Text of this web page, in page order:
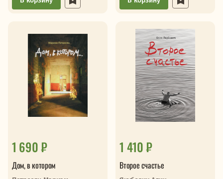
1 690 ₽
Дом, в котором
1 410 ₽
Второе счастье